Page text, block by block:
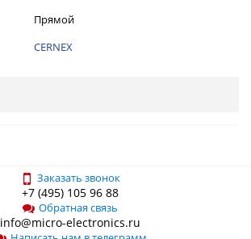
Прямой
CERNEX
Заказать звонок
+7 (495) 105 96 88
Обратная связь
info@micro-electronics.ru